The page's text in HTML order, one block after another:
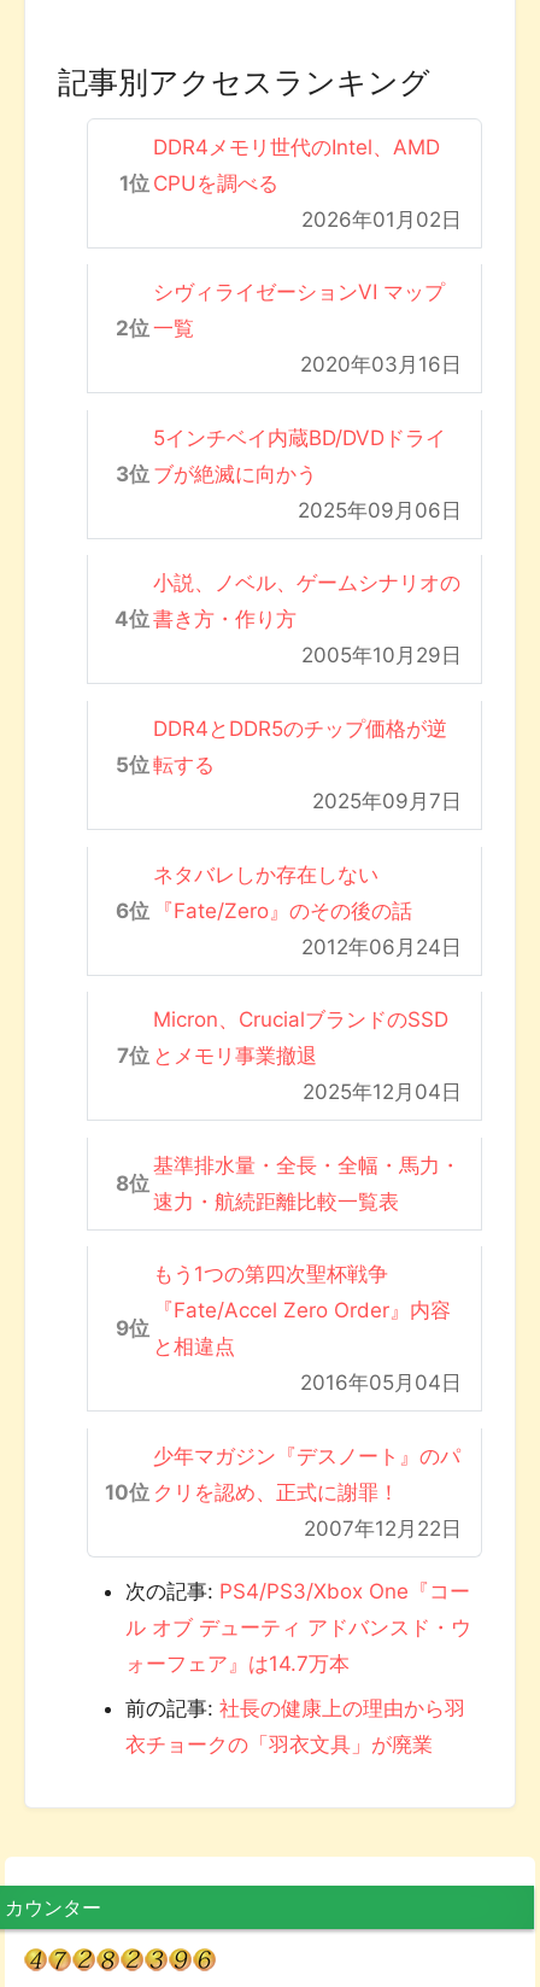
記事別アクセスランキング
DDR4メモリ世代のIntel、AMD
CPUを調べる
2026年01月02日
シヴィライゼーションVI マップ
一覧
2020年03月16日
5インチベイ内蔵BD/DVDドライ
ブが絶滅に向かう
2025年09月06日
小説、ノベル、ゲームシナリオの
書き方・作り方
2005年10月29日
DDR4とDDR5のチップ価格が逆
転する
2025年09月7日
ネタバレしか存在しない
『Fate/Zero』のその後の話
2012年06月24日
Micron、CrucialブランドのSSD
とメモリ事業撤退
2025年12月04日
基準排水量・全長・全幅・馬力・
速力・航続距離比較一覧表
もう1つの第四次聖杯戦争
『Fate/Accel Zero Order』内容
と相違点
2016年05月04日
少年マガジン『デスノート』のパ
クリを認め、正式に謝罪！
2007年12月22日
次の記事: PS4/PS3/Xbox One『コー
ル オブ デューティ アドバンスド・ウ
ォーフェア』は14.7万本
前の記事: 社長の健康上の理由から羽
衣チョークの「羽衣文具」が廃業
カウンター